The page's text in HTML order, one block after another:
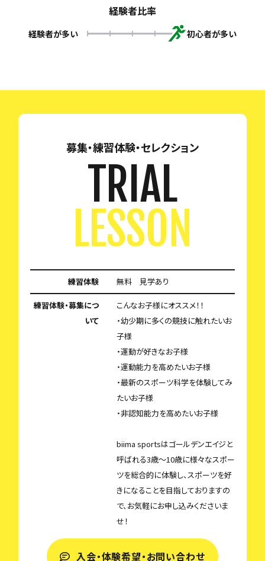
経験者比率
経験者が多い 初心者が多い
募集・練習体験・セレクション
TRIAL
LESSON
練習体験 無料 見学あり
練習体験・募集につ
いて
こんなお子様にオススメ！！
・幼少期に多くの競技に触れたいお
子様
・運動が好きなお子様
・運動能力を高めたいお子様
・最新のスポーツ科学を体験してみ
たいお子様
・非認知能力を高めたいお子様
biima sportsはゴールデンエイジと
呼ばれる3歳〜10歳に様々なスポー
ツを総合的に体験し、スポーツを好
きになることを目指しておりますの
で、お気軽にお申し込みくださいま
せ！
入会・体験希望・お問い合わせ